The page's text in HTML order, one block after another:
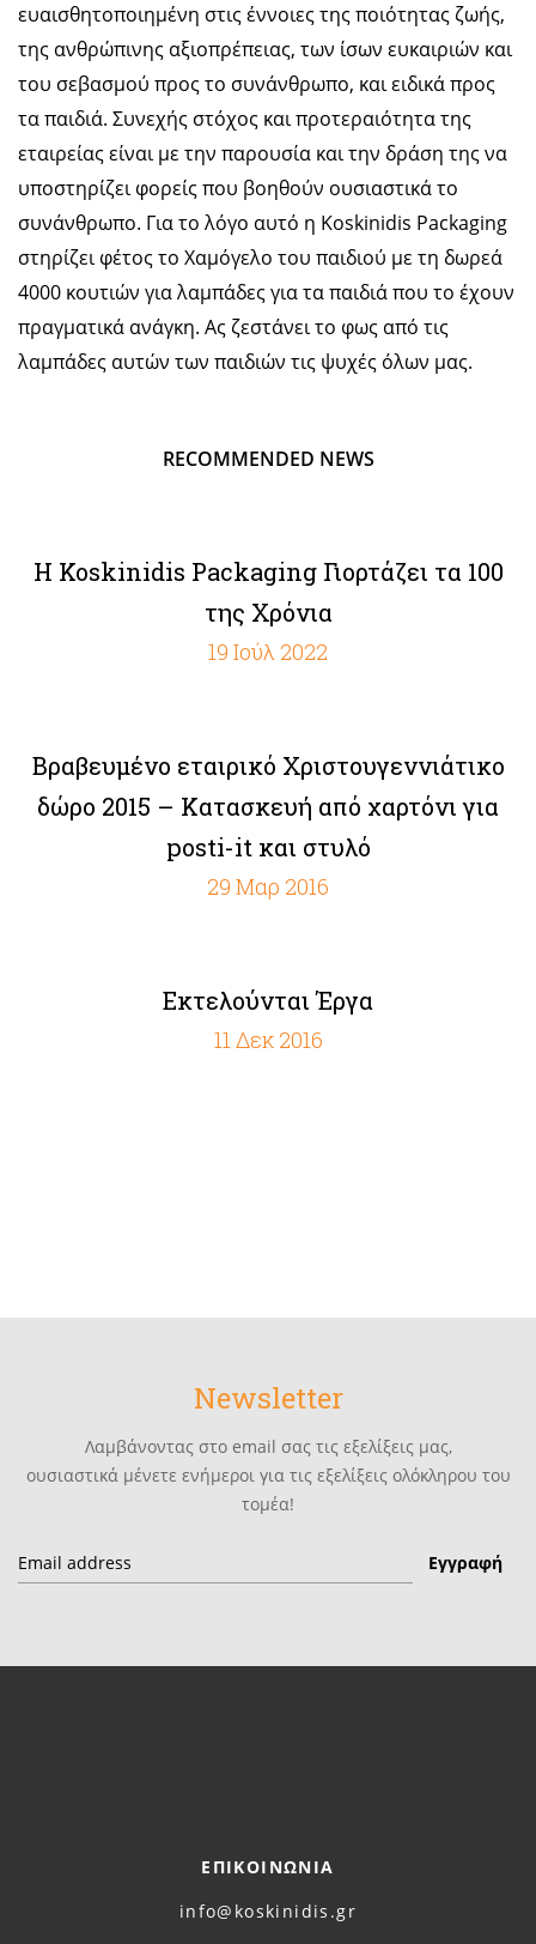
ευαισθητοποιημένη στις έννοιες της ποιότητας ζωής,
της ανθρώπινης αξιοπρέπειας, των ίσων ευκαιριών και
του σεβασμού προς το συνάνθρωπο, και ειδικά προς
τα παιδιά. Συνεχής στόχος και προτεραιότητα της
εταιρείας είναι με την παρουσία και την δράση της να
υποστηρίζει φορείς που βοηθούν ουσιαστικά το
συνάνθρωπο. Για το λόγο αυτό η Koskinidis Packaging
στηρίζει φέτος το Χαμόγελο του παιδιού με τη δωρεά
4000 κουτιών για λαμπάδες για τα παιδιά που το έχουν
πραγματικά ανάγκη. Ας ζεστάνει το φως από τις
λαμπάδες αυτών των παιδιών τις ψυχές όλων μας.
RECOMMENDED NEWS
Η Koskinidis Packaging Γιορτάζει τα 100
της Χρόνια
19 Ιούλ 2022
Bραβευμένο εταιρικό Χριστουγεννιάτικο
δώρο 2015 – Κατασκευή από χαρτόνι για
posti-it και στυλό
29 Μαρ 2016
Εκτελούνται Έργα
11 Δεκ 2016
Newsletter
Λαμβάνοντας στο email σας τις εξελίξεις μας,
ουσιαστικά μένετε ενήμεροι για τις εξελίξεις ολόκληρου του
τομέα!
ΕΠΙΚΟΙΝΩΝΙΑ
info@koskinidis.gr